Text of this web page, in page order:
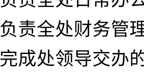
负责全处财务管
完成处领导交办